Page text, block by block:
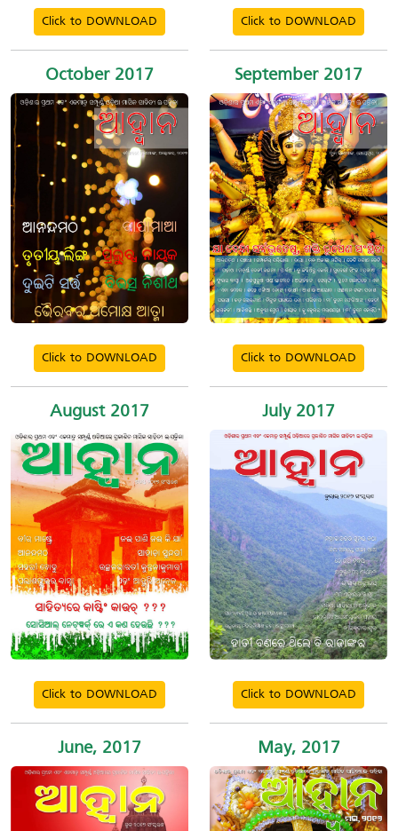
Click to DOWNLOAD Click to DOWNLOAD
October 2017
Click to DOWNLOAD
September 2017
Click to DOWNLOAD
August 2017
Click to DOWNLOAD
July 2017
Click to DOWNLOAD
June, 2017 May, 2017